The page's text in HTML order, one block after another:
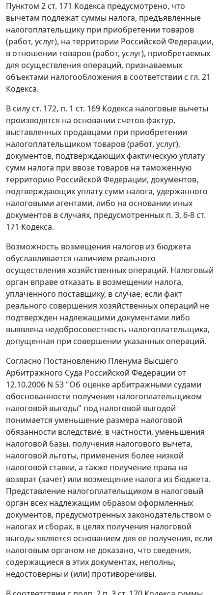
Пунктом 2 ст. 171 Кодекса предусмотрено, что
вычетам подлежат суммы налога, предъявленные
налогоплательщику при приобретении товаров
(работ, услуг), на территории Российской Федерации,
в отношении товаров (работ, услуг), приобретаемых
для осуществления операций, признаваемых
объектами налогообложения в соответствии с гл. 21
Кодекса.
В силу ст. 172, п. 1 ст. 169 Кодекса налоговые вычеты
производятся на основании счетов-фактур,
выставленных продавцами при приобретении
налогоплательщиком товаров (работ, услуг),
документов, подтверждающих фактическую уплату
сумм налога при ввозе товаров на таможенную
территорию Российской Федерации, документов,
подтверждающих уплату сумм налога, удержанного
налоговыми агентами, либо на основании иных
документов в случаях, предусмотренных п. 3, 6-8 ст.
171 Кодекса.
Возможность возмещения налогов из бюджета
обуславливается наличием реального
осуществления хозяйственных операций. Налоговый
орган вправе отказать в возмещении налога,
уплаченного поставщику, в случае, если факт
реального совершения хозяйственных операций не
подтвержден надлежащими документами либо
выявлена недобросовестность налогоплательщика,
допущенная при совершении указанных операций.
Согласно Постановлению Пленума Высшего
Арбитражного Суда Российской Федерации от
12.10.2006 N 53 "Об оценке арбитражными судами
обоснованности получения налогоплательщиком
налоговой выгоды" под налоговой выгодой
понимается уменьшение размера налоговой
обязанности вследствие, в частности, уменьшения
налоговой базы, получения налогового вычета,
налоговой льготы, применения более низкой
налоговой ставки, а также получение права на
возврат (зачет) или возмещение налога из бюджета.
Представление налогоплательщиком в налоговый
орган всех надлежащим образом оформленных
документов, предусмотренныхзаконодательством о
налогах и сборах, в целях получения налоговой
выгоды является основанием для ее получения, если
налоговым органом не доказано, что сведения,
содержащиеся в этих документах, неполны,
недостоверны и (или) противоречивы.